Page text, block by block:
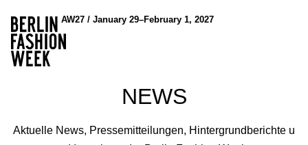
AW27 / January 29–February 1, 2027
NEWS
Aktuelle News, Pressemitteilungen, Hintergrundberichte u